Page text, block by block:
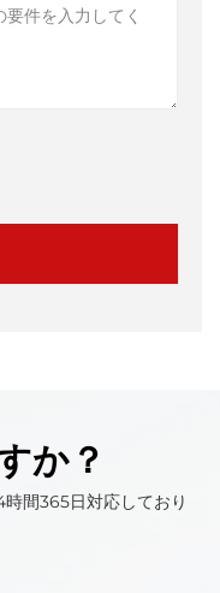
か？
間365日対応しており